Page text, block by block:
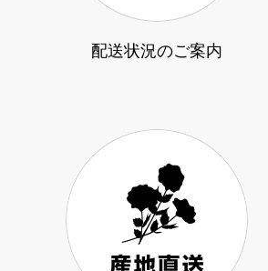
配送状況のご案内